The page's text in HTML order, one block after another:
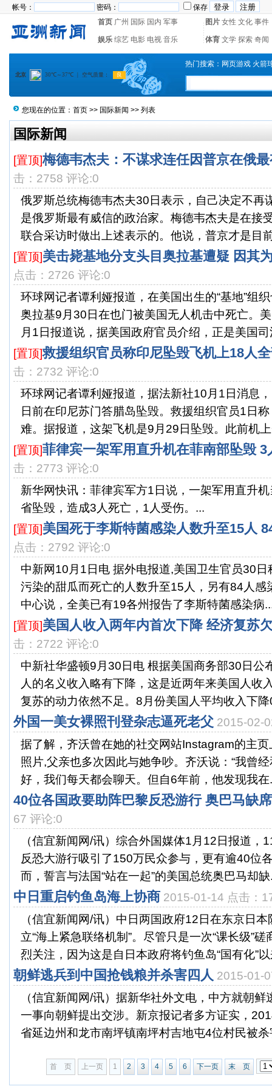
帐号： 密码：
保存
首页 广州 国际 国内 军事 图片 女性 文化 事件
娱乐 综艺 电影 电视 音乐 体育 文学 探索 奇闻
热门搜索： 网页游戏 火箭
您现在的位置： 首页 >> 国际新闻 >> 列表
国际新闻
[置顶]梅德韦杰夫：不谋求连任因普京在俄
击：2758 评论:0
俄罗斯总统梅德韦杰夫30日表示，自己决定不再
是俄罗斯最有威信的政治家。梅德韦杰夫是在接
联合采访时做出上述表示的。他说，普京才是目
[置顶]美击毙基地分支头目奥拉基遭疑 因其
点击：2726 评论:0
环球网记者谭利娅报道，在美国出生的“基地”组
奥拉基9月30日在也门被美国无人机击中死亡。
月1日报道说，据美国政府官员介绍，正是美国
[置顶]救援组织官员称印尼坠毁飞机上18人
击：2732 评论:0
环球网记者谭利娅报道，据法新社10月1日消息
日前在印尼苏门答腊岛坠毁。救援组织官员1日
难。据报道，这架飞机是9月29日坠毁。此前机
[置顶]菲律宾一架军用直升机在菲南部坠毁 3
击：2773 评论:0
新华网快讯：菲律宾军方1日说，一架军用直升
省坠毁，造成3人死亡，1人受伤。...
[置顶]美国死于李斯特菌感染人数升至15人
点击：2792 评论:0
中新网10月1日电 据外电报道,美国卫生官员30
污染的甜瓜而死亡的人数升至15人，另有84人感
中心说，全美已有19各州报告了李斯特菌感染病
[置顶]美国人收入两年内首次下降 经济复苏
击：2722 评论:0
中新社华盛顿9月30日电 根据美国商务部30日公
人的名义收入略有下降，这是近两年来美国人收
复苏的动力依然不足。8月份美国人平均收入下降
外国一美女裸照刊登杂志逼死老父 2015-02-
据了解，齐沃曾在她的社交网站Instagram的主
照片,父亲也多次因此与她争吵。齐沃说：“我曾
好，我们每天都会聊天。但自6年前，他发现我在
40位各国政要助阵巴黎反恐游行 奥巴马缺席
67 评论:0
（信宜新闻网/讯）综合外国媒体1月12日报道，
反恐大游行吸引了150万民众参与，更有逾40位
而，誓言与法国“站在一起”的美国总统奥巴马却
中日重启钓鱼岛海上协商 2015-01-14 点击：
（信宜新闻网/讯）中日两国政府12日在东京日
立“海上紧急联络机制”。尽管只是一次“课长级”
烈关注，因为这是自日本政府将钓鱼岛“国有化”
朝鲜逃兵到中国抢钱粮并杀害四人 2015-01-
（信宜新闻网/讯）据新华社外文电，中方就朝
一事向朝鲜提出交涉。新京报记者多方证实，
省延边州和龙市南坪镇南坪村吉地屯4位村民被杀
首 页 上一页 1 2 3 4 5 6 下一页 末 页